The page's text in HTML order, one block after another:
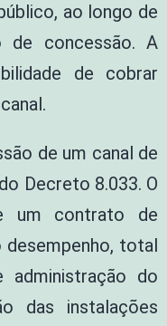
ao longo de
concessão. A
de cobrar
de um canal de
Decreto 8.033. O
um contrato de
desempenho, total
administração do
das instalações